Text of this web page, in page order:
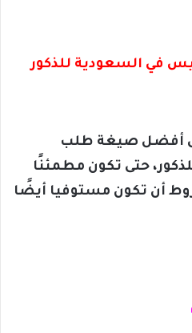
في السعودية للذكور
أفضل صيغة طلب
حتى تكون مطمئنًا
أن تكون مستوفيا أيضًا